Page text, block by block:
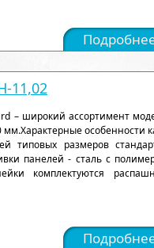
11,02
– широкий ассортимент
особенности
типовых размеров
панелей - сталь с
комплектуются